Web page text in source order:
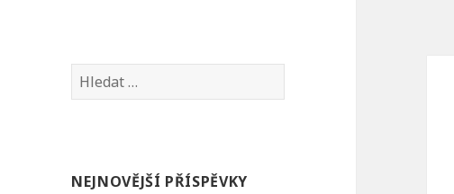
V
y
d
NEJNOVĚJŠÍ PŘÍSPĚVKY